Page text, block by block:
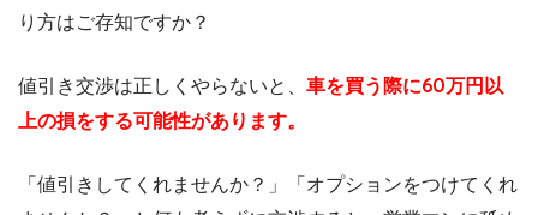
り方はご存知ですか？
値引き交渉は正しくやらないと、 車を買う際に60万円以
上の損をする可能性があります。
「値引きしてくれませんか？」「オプションをつけてくれ